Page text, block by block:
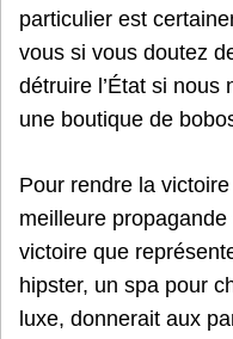
particulier est
vous si vous doutez
détruire l’État si nous
une boutique de
Pour rendre la
meilleure
victoire que
hipster, un spa pour
luxe, donnerait aux